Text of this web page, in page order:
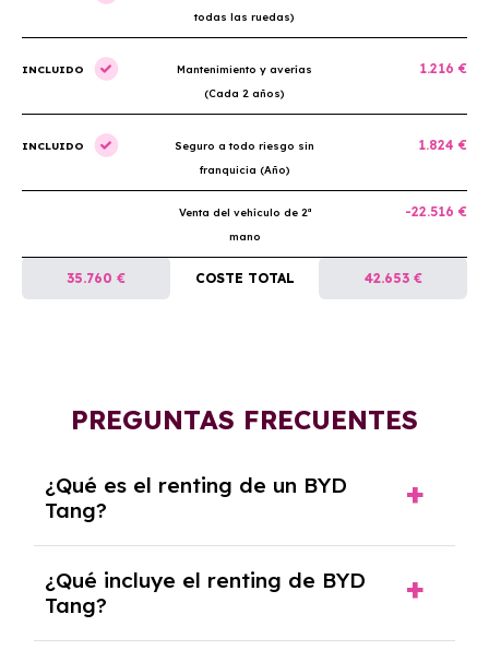
todas las ruedas)
INCLUIDO
Mantenimiento y averías
(Cada 2 años)
1.216 €
INCLUIDO
Seguro a todo riesgo sin
franquicia (Año)
1.824 €
Venta del vehículo de 2ª
mano
-22.516 €
35.760 € COSTE TOTAL 42.653 €
PREGUNTAS FRECUENTES
¿Qué es el renting de un BYD
Tang?
alquiler a largo plazo en el que pagas una
cuota mensual fija por el uso del coche
durante un periodo determinado,
¿Qué incluye el renting de BYD
Tang?